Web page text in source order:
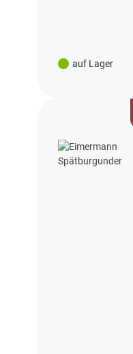
auf Lager